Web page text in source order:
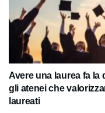
Avere una laurea fa la
gli atenei che
laureati